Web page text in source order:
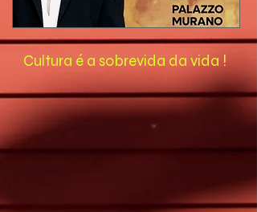
Cultura é a sobrevida da vida !